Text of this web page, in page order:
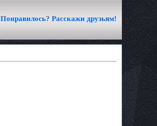
Понравилось? Расскажи друзьям!